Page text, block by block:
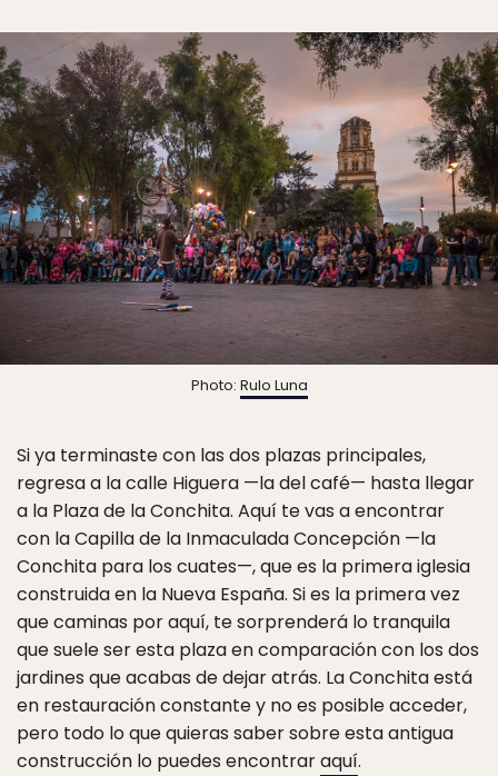
Photo: Rulo Luna
Si ya terminaste con las dos plazas principales,
regresa a la calle Higuera —la del café— hasta llegar
a la Plaza de la Conchita. Aquí te vas a encontrar
con la Capilla de la Inmaculada Concepción —la
Conchita para los cuates—, que es la primera iglesia
construida en la Nueva España. Si es la primera vez
que caminas por aquí, te sorprenderá lo tranquila
que suele ser esta plaza en comparación con los dos
jardines que acabas de dejar atrás. La Conchita está
en restauración constante y no es posible acceder,
pero todo lo que quieras saber sobre esta antigua
construcción lo puedes encontraraquí.